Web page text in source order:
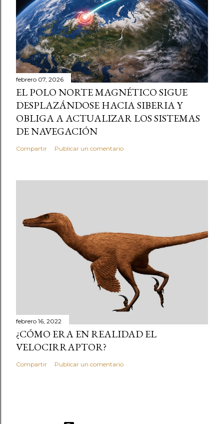
febrero 07, 2026
EL POLO NORTE MAGNÉTICO SIGUE
DESPLAZÁNDOSE HACIA SIBERIA Y
OBLIGA A ACTUALIZAR LOS SISTEMAS
DE NAVEGACIÓN
Compartir Publicar un comentario
febrero 16, 2022
¿CÓMO ERA EN REALIDAD EL
VELOCIRRAPTOR?
Compartir Publicar un comentario